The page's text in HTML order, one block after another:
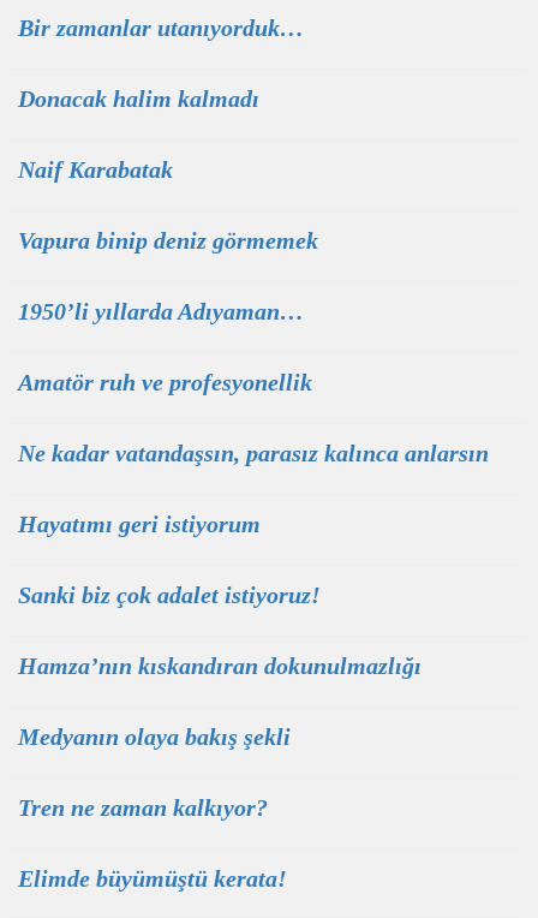
Bir zamanlar utanıyorduk…
Donacak halim kalmadı
Naif Karabatak
Vapura binip deniz görmemek
1950’li yıllarda Adıyaman…
Amatör ruh ve profesyonellik
Ne kadar vatandaşsın, parasız kalınca anlarsın
Hayatımı geri istiyorum
Sanki biz çok adalet istiyoruz!
Hamza’nın kıskandıran dokunulmazlığı
Medyanın olaya bakış şekli
Tren ne zaman kalkıyor?
Elimde büyümüştü kerata!